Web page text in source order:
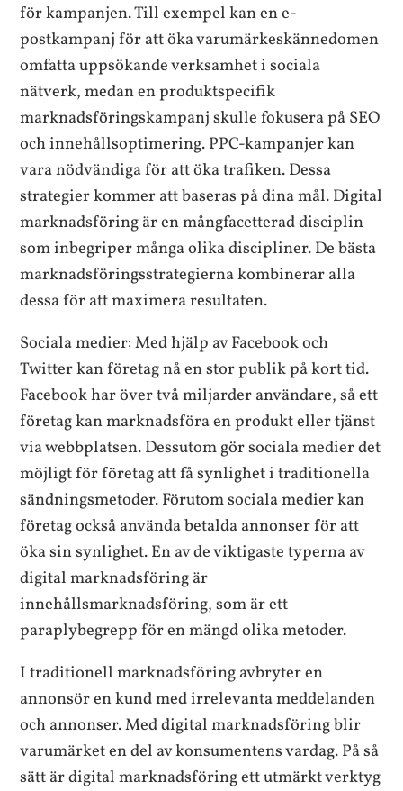
för kampanjen. Till exempel kan en e-
postkampanj för att öka varumärkeskännedomen
omfatta uppsökande verksamhet i sociala
nätverk, medan en produktspecifik
marknadsföringskampanj skulle fokusera på SEO
och innehållsoptimering. PPC-kampanjer kan
vara nödvändiga för att öka trafiken. Dessa
strategier kommer att baseras på dina mål. Digital
marknadsföring är en mångfacetterad disciplin
som inbegriper många olika discipliner. De bästa
marknadsföringsstrategierna kombinerar alla
dessa för att maximera resultaten.
Sociala medier: Med hjälp av Facebook och
Twitter kan företag nå en stor publik på kort tid.
Facebook har över två miljarder användare, så ett
företag kan marknadsföra en produkt eller tjänst
via webbplatsen. Dessutom gör sociala medier det
möjligt för företag att få synlighet i traditionella
sändningsmetoder. Förutom sociala medier kan
företag också använda betalda annonser för att
öka sin synlighet. En av de viktigaste typerna av
digital marknadsföring är
innehållsmarknadsföring, som är ett
paraplybegrepp för en mängd olika metoder.
I traditionell marknadsföring avbryter en
annonsör en kund med irrelevanta meddelanden
och annonser. Med digital marknadsföring blir
varumärket en del av konsumentens vardag. På så
sätt är digital marknadsföring ett utmärkt verktyg